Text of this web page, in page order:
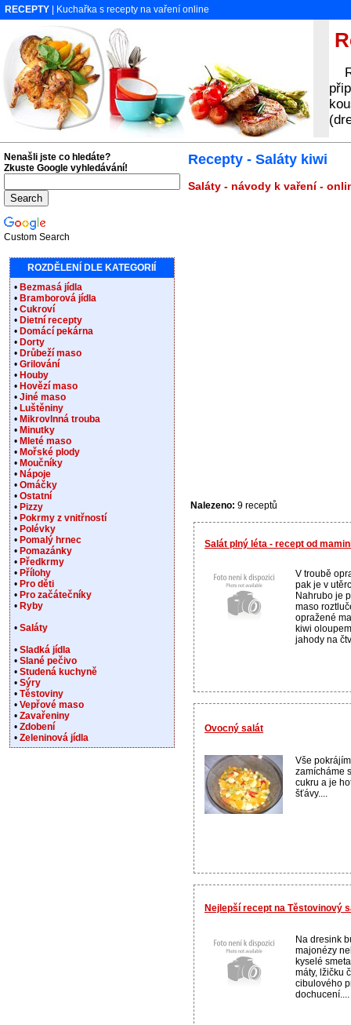
RECEPTY | Kuchařka s recepty na vaření online
Recepty - Saláty kiwi
Saláty - návody k vaření -
Nalezeno: 9 receptů
Salát plný léta - recept od
V troubě
pak je v
Nahrubo je
maso
opražené
kiwi
jahody na
Ovocný salát
Vše
zamícháme
cukru a je
šťávy....
Nejlepší recept na Těstovinový
Na dresink
majonézy
kyselé
máty, lžičku
cibulového
dochucení....
Nenašli jste co hledáte?
Zkuste Google vyhledávání!
Custom Search
ROZDĚLENÍ DLE KATEGORIÍ
• Bezmasá jídla
• Bramborová jídla
• Cukroví
• Dietní recepty
• Domácí pekárna
• Dorty
• Drůbeží maso
• Grilování
• Houby
• Hovězí maso
• Jiné maso
• Luštěniny
• Mikrovlnná trouba
• Minutky
• Mleté maso
• Mořské plody
• Moučníky
• Nápoje
• Omáčky
• Ostatní
• Pizzy
• Pokrmy z vnitřností
• Polévky
• Pomalý hrnec
• Pomazánky
• Předkrmy
• Přílohy
• Pro děti
• Pro začátečníky
• Ryby
• Saláty
• Sladká jídla
• Slané pečivo
• Studená kuchyně
• Sýry
• Těstoviny
• Vepřové maso
• Zavařeniny
• Zdobení
• Zeleninová jídla